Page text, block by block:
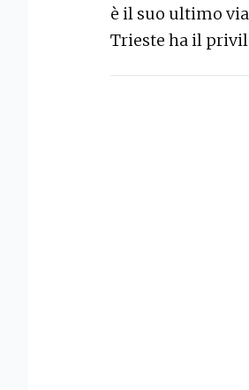
è il suo ultimo
Trieste ha il